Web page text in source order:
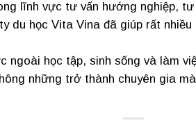
lĩnh vực tư vấn hướng nghiệp,
du học Vita Vina đã giúp rất
ngoài học tập, sinh sống và làm
những trở thành chuyên gia